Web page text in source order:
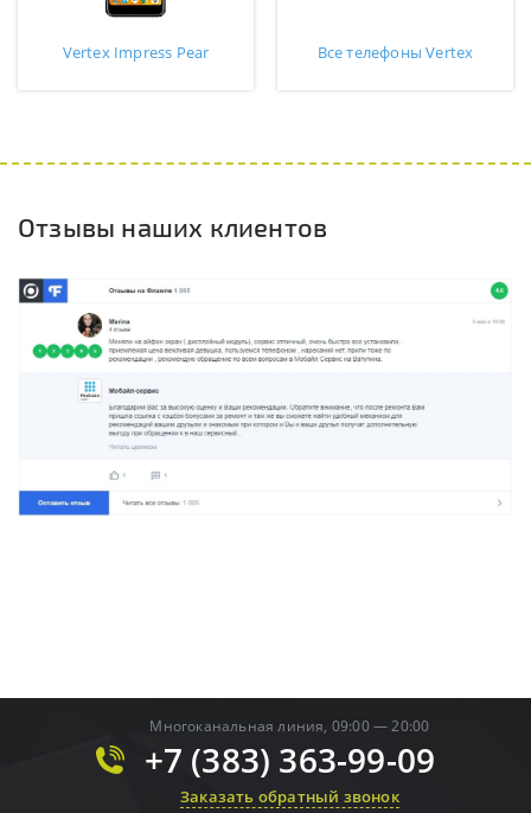
Vertex Impress Pear Все телефоны Vertex
Отзывы наших клиентов
Многоканальная линия, 09:00 — 20:00
+7 (383) 363-99-09
Заказать обратный звонок